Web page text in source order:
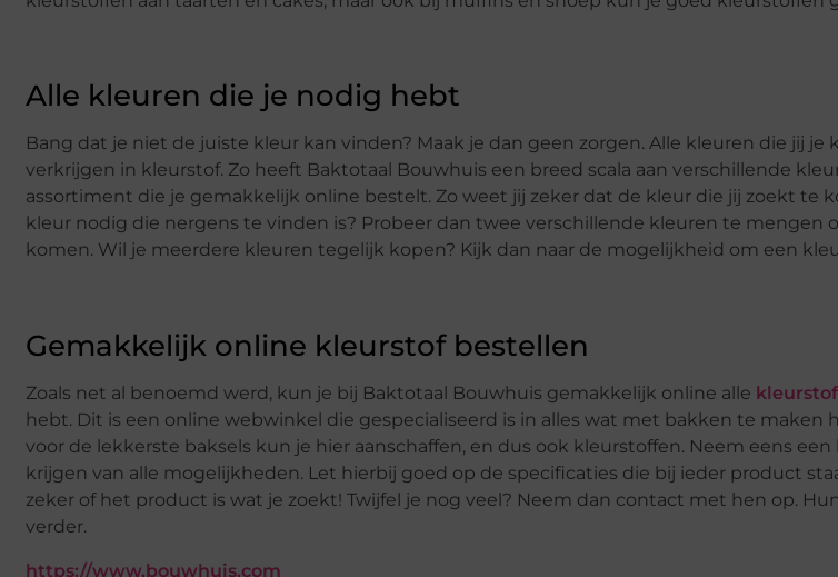
Alle kleuren die je nodig hebt
Bang dat je niet de juiste kleur kan vinden? Maak je dan geen zorgen. Alle kleuren die jij
verkrijgen in kleurstof. Zo heeft Baktotaal Bouwhuis een breed scala aan verschillende
assortiment die je gemakkelijk online bestelt. Zo weet jij zeker dat de kleur die jij zoekt te
kleur nodig die nergens te vinden is? Probeer dan twee verschillende kleuren te mengen
komen. Wil je meerdere kleuren tegelijk kopen? Kijk dan naar de mogelijkheid om een
Gemakkelijk online kleurstof bestellen
Zoals net al benoemd werd, kun je bij Baktotaal Bouwhuis gemakkelijk online alle
hebt. Dit is een online webwinkel die gespecialiseerd is in alles wat met bakken te maken
voor de lekkerste baksels kun je hier aanschaffen, en dus ook kleurstoffen. Neem eens
krijgen van alle mogelijkheden. Let hierbij goed op de specificaties die bij ieder product
zeker of het product is wat je zoekt! Twijfel je nog veel? Neem dan contact met hen op.
verder.
https://www.bouwhuis.com